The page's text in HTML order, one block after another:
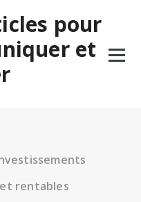
pour
et
rentables